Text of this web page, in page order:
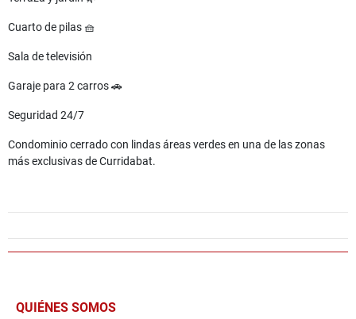
Cuarto de pilas 🧺
Sala de televisión
Garaje para 2 carros 🚗
Seguridad 24/7
Condominio cerrado con lindas áreas verdes en una de las zonas
más exclusivas de Curridabat.
QUIÉNES SOMOS